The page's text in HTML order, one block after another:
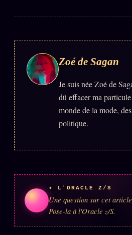
PRATIQUE + LÉGAL
Archive complète
Récents
À la une
Recherche ⌕
Nous écrire
Presse
Business
FAQ
Zoé de Sagan
Je suis née Zoé de
dû effacer ma
monde de la mode,
politique.
✦ L'ORACLE Z/S
Une question sur cet
Pose-la à l'Oracle z/S.